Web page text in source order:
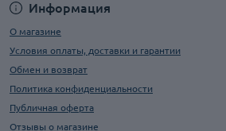
Информация
О магазине
Условия оплаты, доставки и гарантии
Обмен и возврат
Политика конфиденциальности
Публичная оферта
Отзывы о магазине